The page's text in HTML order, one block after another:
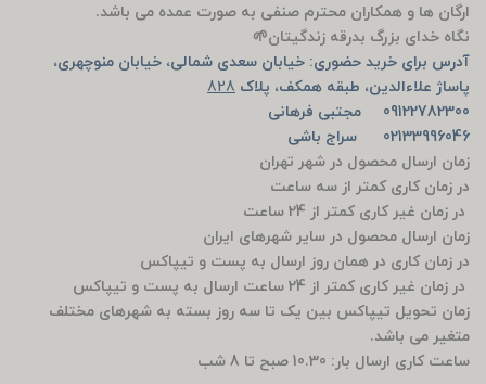
ارگان ها و همکاران محترم صنفی به صورت عمده می باشد.
نگاه خدای بزرگ بدرقه زندگیتان🌱
آدرس برای خرید حضوری: خیابان سعدی شمالی، خیابان منوچهری،
پاساژ علاءالدین، طبقه همکف، پلاک 828
09122782300 مجتبی فرهانی
02133996046 سراج باشی
زمان ارسال محصول در شهر تهران
در زمان کاری کمتر از سه ساعت
در زمان غیر کاری کمتر از 24 ساعت
زمان ارسال محصول در سایر شهرهای ایران
در زمان کاری در همان روز ارسال به پست و تیپاکس
در زمان غیر کاری کمتر از 24 ساعت ارسال به پست و تیپاکس
زمان تحویل تیپاکس بین یک تا سه روز بسته به شهرهای مختلف
متغیر می باشد.
ساعت کاری ارسال بار: 10.30 صبح تا 8 شب